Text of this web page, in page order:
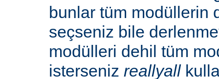
bunlar tüm modüllerin
seçseniz bile
modülleri dehil tüm
isterseniz reallyall